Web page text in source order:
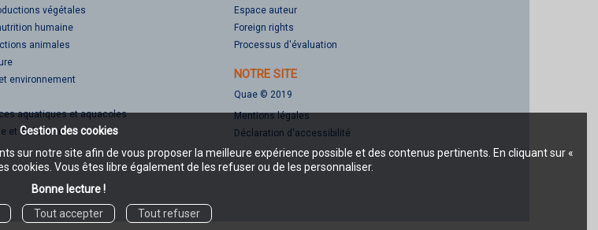
Gestion des cookies
sur notre site afin de vous proposer la meilleure expérience possible et des contenus pertinents. En cliquant sur «
cookies. Vous êtes libre également de les refuser ou de les personnaliser.
Bonne lecture !
Tout accepter Tout refuser
végétales
humaine
animales
environnement
aquatiques et aquacoles
et de la terre
Espace auteur
Foreign rights
Processus d'évaluation
NOTRE SITE
Quae © 2019
Mentions légales
Déclaration d'accessibilité